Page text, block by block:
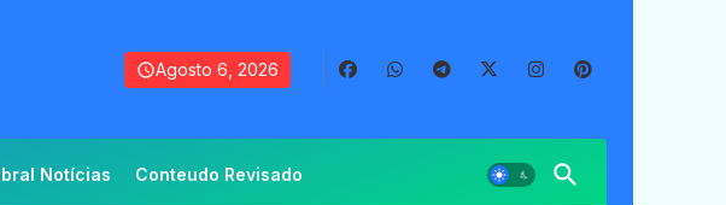
Agosto 6, 2026
Notícias Conteudo Revisado